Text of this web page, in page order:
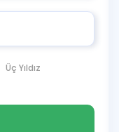
Üç Yıldız